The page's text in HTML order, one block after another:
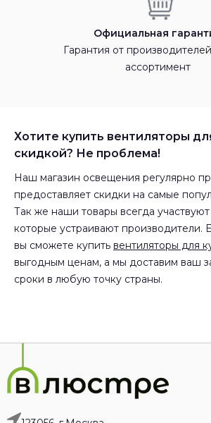
Официальная
Гарантия от
ассортимент
Хотите купить вентиляторы
скидкой? Не проблема!
Наш магазин освещения регулярно
предоставляет скидки на самые
Так же наши товары всегда
которые устраивают производители.
вы сможете купить вентиляторы для
выгодным ценам, а мы доставим ваш
сроки в любую точку страны.